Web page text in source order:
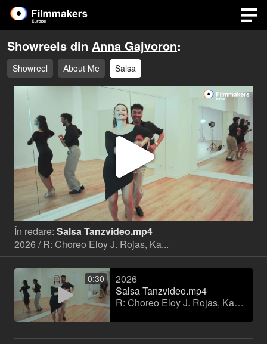
Showreels din Anna Gajvoron:
Showreel About Me Salsa
Play
Video
În redare: Salsa Tanzvideo.mp4
2026 / R: Choreo Eloy J. Rojas, Ka...
0:30
2026
Salsa Tanzvideo.mp4
R: Choreo Eloy J. Rojas, Kamera Armand Tamboly